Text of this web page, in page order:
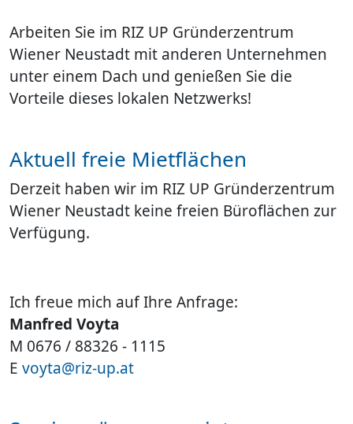
Arbeiten Sie im RIZ UP Gründerzentrum
Wiener Neustadt mit anderen Unternehmen
unter einem Dach und genießen Sie die
Vorteile dieses lokalen Netzwerks!
Aktuell freie Mietflächen
Derzeit haben wir im RIZ UP Gründerzentrum
Wiener Neustadt keine freien Büroflächen zur
Verfügung.
Ich freue mich auf Ihre Anfrage:
Manfred Voyta
M 0676 / 88326 - 1115
E voyta@riz-up.at